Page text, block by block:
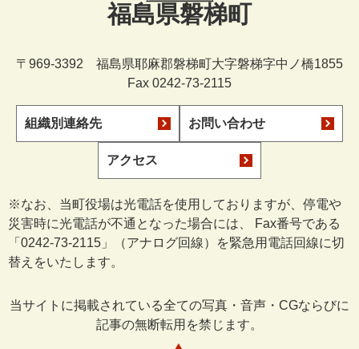
福島県磐梯町
〒969-3392 福島県耶麻郡磐梯町大字磐梯字中ノ橋1855
Fax 0242-73-2115
組織別連絡先 お問い合わせ
アクセス
※なお、当町役場は光電話を使用しておりますが、停電や
災害時に光電話が不通となった場合には、 Fax番号である
「0242-73-2115」（アナログ回線）を緊急用電話回線に切
替えをいたします。
当サイトに掲載されている全ての写真・音声・CGならびに
記事の無断転用を禁じます。